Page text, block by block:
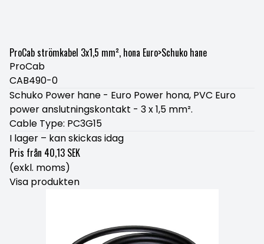
ProCab strömkabel 3x1,5 mm², hona Euro>Schuko hane
ProCab
CAB490-0
Schuko Power hane - Euro Power hona, PVC Euro
power anslutningskontakt - 3 x 1,5 mm².
Cable Type: PC3G15
I lager – kan skickas idag
Pris från 40,13 SEK
(exkl. moms)
Visa produkten